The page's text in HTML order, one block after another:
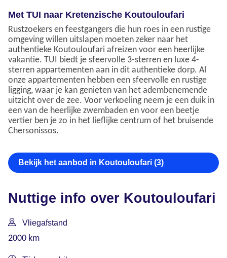
Met TUI naar Kretenzische Koutouloufari
Rustzoekers en feestgangers die hun roes in een rustige
omgeving willen uitslapen moeten zeker naar het
authentieke Koutouloufari afreizen voor een heerlijke
vakantie. TUI biedt je sfeervolle 3-sterren en luxe 4-
sterren appartementen aan in dit authentieke dorp. Al
onze appartementen hebben een sfeervolle en rustige
ligging, waar je kan genieten van het adembenemende
uitzicht over de zee. Voor verkoeling neem je een duik in
een van de heerlijke zwembaden en voor een beetje
vertier ben je zo in het lieflijke centrum of het bruisende
Chersonissos.
Bekijk het aanbod in Koutouloufari (3)
Nuttige info over Koutouloufari
Vliegafstand
2000 km